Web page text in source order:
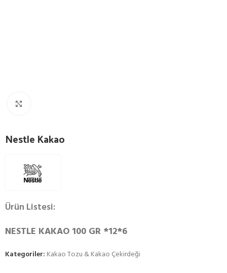
Nestle Kakao
Ürün Listesi:
NESTLE KAKAO 100 GR *12*6
Kategoriler: Kakao Tozu & Kakao Çekirdeği